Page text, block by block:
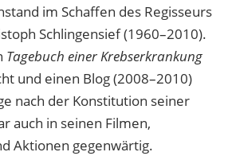
im Schaffen des Regisseurs
Schlingensief (1960–2010).
Tagebuch einer Krebserkrankung
und einen Blog (2008–2010)
nach der Konstitution seiner
auch in seinen Filmen,
Aktionen gegenwärtig.